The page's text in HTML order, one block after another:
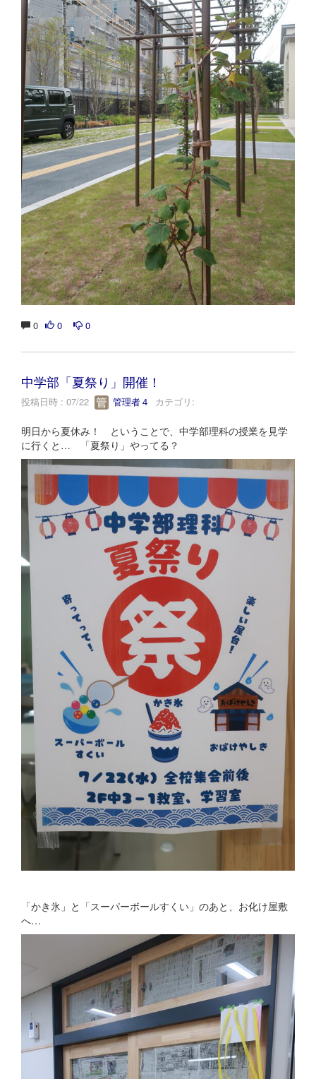
0 0 0
中学部「夏祭り」開催！
投稿日時 : 07/22 管理者４ カテゴリ:
明日から夏休み！ ということで、中学部理科の授業を見学
に行くと… 「夏祭り」やってる？
「かき氷」と「スーパーボールすくい」のあと、お化け屋敷
へ…